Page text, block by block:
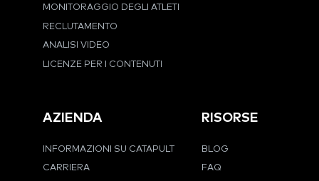
MONITORAGGIO DEGLI ATLETI
RECLUTAMENTO
ANALISI VIDEO
LICENZE PER I CONTENUTI
AZIENDA
INFORMAZIONI SU CATAPULT
CARRIERA
RISORSE
BLOG
FAQ